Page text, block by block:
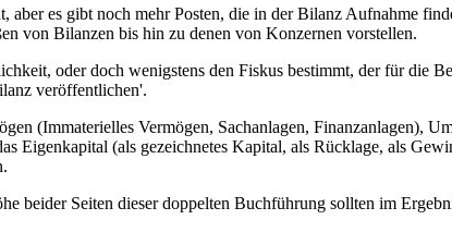
es gibt noch mehr Posten, die in der Bilanz Aufnahme
von Bilanzen bis hin zu denen von Konzernen vorstellen.
oder doch wenigstens den Fiskus bestimmt, der für die
veröffentlichen'.
(Immaterielles Vermögen, Sachanlagen, Finanzanlagen),
Eigenkapital (als gezeichnetes Kapital, als Rücklage, als
beider Seiten dieser doppelten Buchführung sollten im